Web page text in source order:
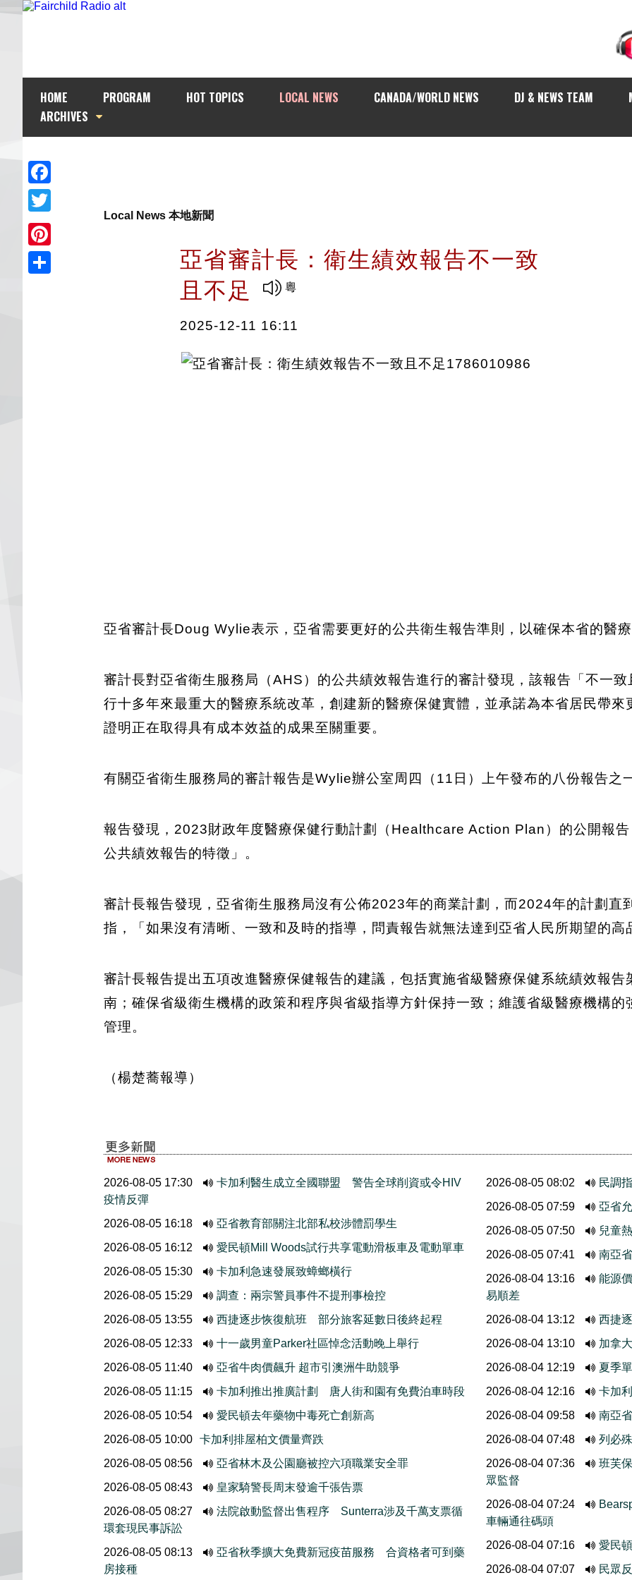
HOME PROGRAM HOT TOPICS LOCAL NEWS CANADA/WORLD NEWS DJ & NEWS TEAM
ARCHIVES
Facebook
Twitter
Pinterest
Local News 本地新聞
亞省審計長：衛生績效報告不一致
且不足
2025-12-11 16:11
亞省審計長Doug Wylie表示，亞省需要更好的公共衛生報告準則，以確保本省的醫療
審計長對亞省衛生服務局（AHS）的公共績效報告進行的審計發現，該報告「不一
行十多年來最重大的醫療系統改革，創建新的醫療保健實體，並承諾為本省居民帶
證明正在取得具有成本效益的成果至關重要。
有關亞省衛生服務局的審計報告是Wylie辦公室周四（11日）上午發布的八份報告之
報告發現，2023財政年度醫療保健行動計劃（Healthcare Action Plan）的公開報
公共績效報告的特徵」。
審計長報告發現，亞省衛生服務局沒有公佈2023年的商業計劃，而2024年的計劃直
指，「如果沒有清晰、一致和及時的指導，問責報告就無法達到亞省人民所期望的高
審計長報告提出五項改進醫療保健報告的建議，包括實施省級醫療保健系統績效報
南；確保省級衛生機構的政策和程序與省級指導方針保持一致；維護省級醫療機構
管理。
（楊楚蕎報導）
2026-08-05 17:30
卡加利醫生成立全國聯盟 警告全球削資或令HIV
疫情反彈
2026-08-05 16:18
亞省教育部關注北部私校涉體罰學生
2026-08-05 16:12
愛民頓Mill Woods試行共享電動滑板車及電動單車
2026-08-05 15:30
卡加利急速發展致蟑螂橫行
2026-08-05 15:29
調查：兩宗警員事件不提刑事檢控
2026-08-05 13:55
西捷逐步恢復航班 部分旅客延數日後終起程
2026-08-05 12:33
十一歲男童Parker社區悼念活動晚上舉行
2026-08-05 11:40
亞省牛肉價飆升 超市引澳洲牛助競爭
2026-08-05 11:15
卡加利推出推廣計劃 唐人街和園有免費泊車時段
2026-08-05 10:54
愛民頓去年藥物中毒死亡創新高
2026-08-05 10:00 卡加利排屋柏文價量齊跌
2026-08-05 08:56
亞省林木及公園廳被控六項職業安全罪
2026-08-05 08:43
皇家騎警長周末發逾千張告票
2026-08-05 08:27
法院啟動監督出售程序 Sunterra涉及千萬支票循
環套現民事訴訟
2026-08-05 08:13
亞省秋季擴大免費新冠疫苗服務 合資格者可到藥
房接種
2026-08-05 08:02
民調
2026-08-05 07:59
亞省
2026-08-05 07:50
兒童
2026-08-05 07:41
南亞
2026-08-04 13:16
能源
易順差
2026-08-04 13:12
西捷
2026-08-04 13:10
加拿
2026-08-04 12:19
夏季
2026-08-04 12:16
卡加
2026-08-04 09:58
南亞
2026-08-04 07:48
列必
2026-08-04 07:36
班芙
眾監督
2026-08-04 07:24
車輛通往碼頭
2026-08-04 07:16
愛民
2026-08-04 07:07
民眾